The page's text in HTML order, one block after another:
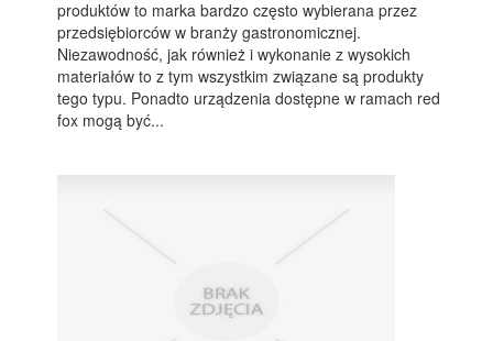
produktów to marka bardzo często wybierana przez
przedsiębiorców w branży gastronomicznej.
Niezawodność, jak również i wykonanie z wysokich
materiałów to z tym wszystkim związane są produkty
tego typu. Ponadto urządzenia dostępne w ramach red
fox mogą być...